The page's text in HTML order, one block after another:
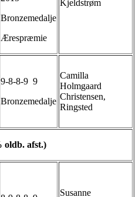
Bronzemedalje
Ærespræmie
Kjeldstrøm
9-8-8-9 9
Bronzemedalje
Camilla
Holmgaard
Christensen,
Ringsted
oldb. afst.)
Susanne